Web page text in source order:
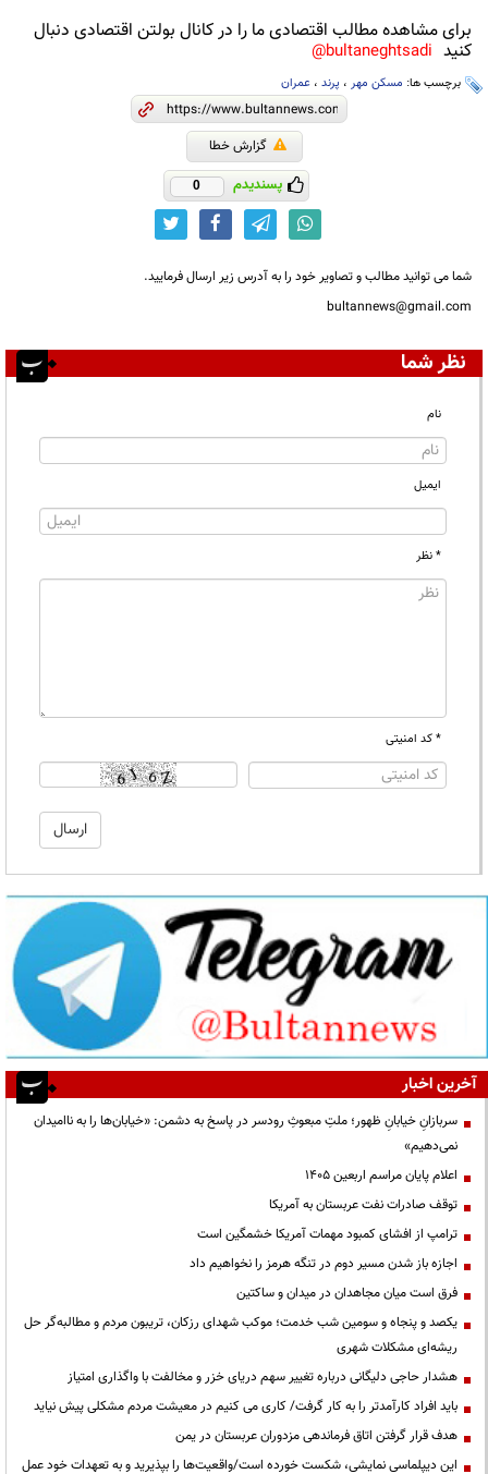
برای مشاهده مطالب اقتصادی ما را در کانال بولتن اقتصادی دنبال
کنید bultaneghtsadi@
برچسب ها: مسکن مهر ، پرند ، عمران
گزارش خطا
پسندیدم 0
شما می توانید مطالب و تصاویر خود را به آدرس زیر ارسال فرمایید.
bultannews@gmail.com
نظر شما
نام
ایمیل
* نظر
* کد امنیتی
آخرین اخبار
سربازانِ خیابانِ ظهور؛ ملتِ مبعوثِ رودسر در پاسخ به دشمن: «خیابان‌ها را به ناامیدان
نمی‌دهیم»
اعلام پایان مراسم اربعین ۱۴۰۵
توقف صادرات نفت عربستان به آمریکا
ترامپ از افشای کمبود مهمات آمریکا خشمگین است
اجازه باز شدن مسیر دوم در تنگه هرمز را نخواهیم داد
فرق است میان مجاهدان در میدان و ساکتین
یکصد و پنجاه و سومین شب خدمت؛ موکب شهدای رزکان، تریبون مردم و مطالبه‌گر حل
ریشه‌ای مشکلات شهری
هشدار حاجی دلیگانی درباره تغییر سهم دریای خزر و مخالفت با واگذاری امتیاز
باید افراد کارآمدتر را به کار گرفت/ کاری می کنیم در معیشت مردم مشکلی پیش نیاید
هدف قرار گرفتن اتاق‌ فرماندهی مزدوران عربستان در یمن
این دیپلماسی نمایشی، شکست خورده است/واقعیت‌ها را بپذیرید و به تعهدات خود عمل